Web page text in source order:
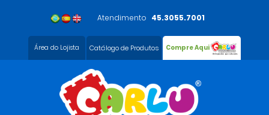
Atendimento 45.3055.7001
Área do Lojista Catálogo de Produtos Compre Aqui